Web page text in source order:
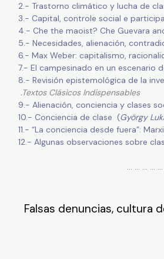
2.- Trastorno climático y lucha de
3.- Capital, controle social e
4.- Che the maoist? Che Guevara
5.- Necesidades, alienación,
6.- Max Weber: capitalismo,
7.- El campesinado en un escenario
8.- Revisión epistemológica de la
.Textos Clásicos Indispensables
9.- Alienación, conciencia y clases
10.- Conciencia de clase (György
11.- “La conciencia desde fuera”:
12.- Algunas observaciones sobre
… … … …
Falsas denuncias, cultura